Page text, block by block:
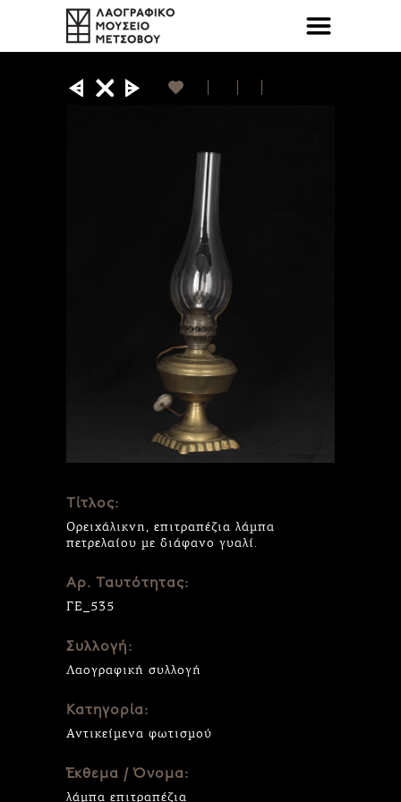
Τίτλος:
Ορειχάλικνη, επιτραπέζια λάμπα
πετρελαίου με διάφανο γυαλί.
Αρ. Ταυτότητας:
ΓΕ_535
Συλλογή:
Λαογραφική συλλογή
Κατηγορία:
Αντικείμενα φωτισμού
Έκθεμα / Όνομα:
λάμπα επιτραπέζια